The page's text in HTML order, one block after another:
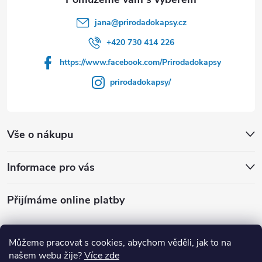
Můžeme pracovat s cookies, abychom věděli, jak to na
našem webu žije?Více zde
jana@prirodadokapsy.cz
+420 730 414 226
https://www.facebook.com/Prirodadokapsy
prirodadokapsy/
Vše o nákupu
Informace pro vás
Přijímáme online platby